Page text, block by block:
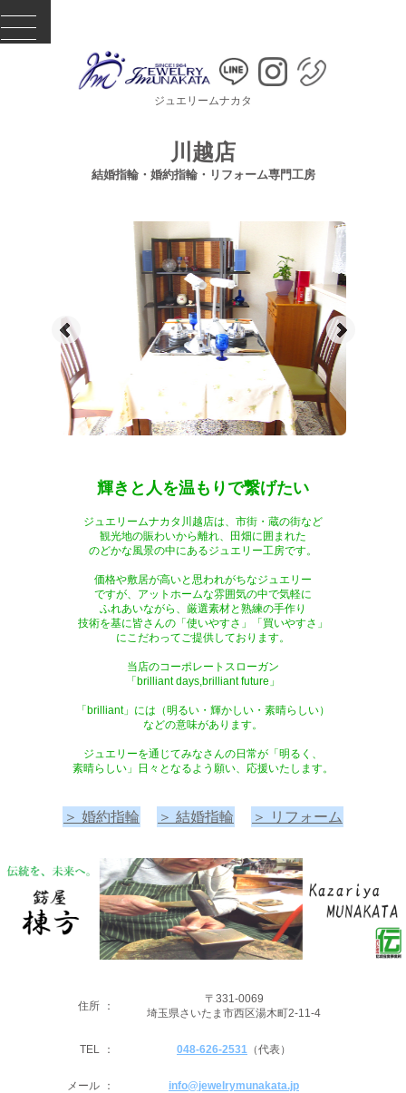
ジュエリームナカタ
川越店
結婚指輪・婚約指輪・リフォーム専門工房
輝きと人を温もりで繋げたい
ジュエリームナカタ川越店は、市街・蔵の街など
観光地の賑わいから離れ、田畑に囲まれた
のどかな風景の中にあるジュエリー工房です。
価格や敷居が高いと思われがちなジュエリー
ですが、アットホームな雰囲気の中で気軽に
ふれあいながら、厳選素材と熟練の手作り
技術を基に皆さんの「使いやすさ」「買いやすさ」
にこだわってご提供しております。
当店のコーポレートスローガン
「brilliant days,brilliant future」
「brilliant」には（明るい・輝かしい・素晴らしい）
などの意味があります。
ジュエリーを通じてみなさんの日常が「明るく、
素晴らしい」日々となるよう願い、応援いたします。
＞ 婚約指輪 ＞ 結婚指輪 ＞ リフォーム
住所 ：
〒331-0069
埼玉県さいたま市西区湯木町2-11-4
TEL ： 048-626-2531 （代表）
メール ： info@jewelrymunakata.jp